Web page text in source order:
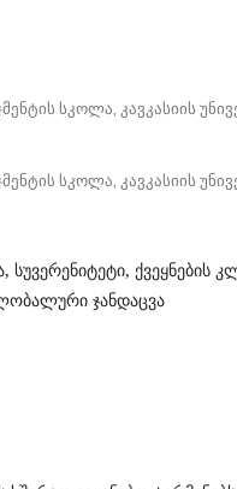
სკოლა, კავკასიის
სკოლა, კავკასიის
სუვერენიტეტი, ქვეყნების
ჯანდაცვა